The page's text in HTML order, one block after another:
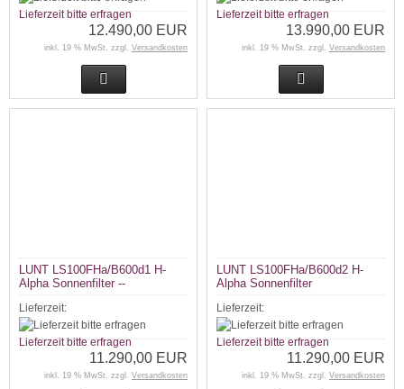
Lieferzeit bitte erfragen
12.490,00 EUR
inkl. 19 % MwSt. zzgl. Versandkosten
Lieferzeit bitte erfragen
13.990,00 EUR
inkl. 19 % MwSt. zzgl. Versandkosten
LUNT LS100FHa/B600d1 H-
Alpha Sonnenfilter --
Lieferzeit:
Lieferzeit bitte erfragen
11.290,00 EUR
inkl. 19 % MwSt. zzgl. Versandkosten
LUNT LS100FHa/B600d2 H-
Alpha Sonnenfilter
Lieferzeit:
Lieferzeit bitte erfragen
11.290,00 EUR
inkl. 19 % MwSt. zzgl. Versandkosten